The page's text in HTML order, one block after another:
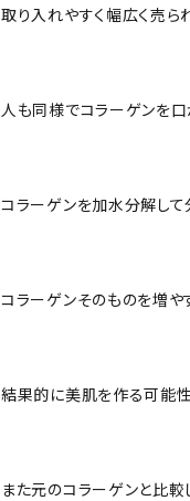
取り入れやすく幅広く売ら
人も同様でコラーゲンを
コラーゲンを加水分解して
コラーゲンそのものを増や
結果的に美肌を作る可能
また元のコラーゲンと比較